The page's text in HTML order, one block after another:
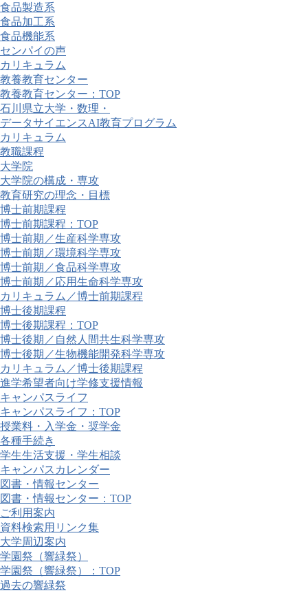
食品製造系
食品加工系
食品機能系
センパイの声
カリキュラム
教養教育センター
教養教育センター：TOP
石川県立大学・数理・
データサイエンスAI教育プログラム
カリキュラム
教職課程
大学院
大学院の構成・専攻
教育研究の理念・目標
博士前期課程
博士前期課程：TOP
博士前期／生産科学専攻
博士前期／環境科学専攻
博士前期／食品科学専攻
博士前期／応用生命科学専攻
カリキュラム／博士前期課程
博士後期課程
博士後期課程：TOP
博士後期／自然人間共生科学専攻
博士後期／生物機能開発科学専攻
カリキュラム／博士後期課程
進学希望者向け学修支援情報
キャンパスライフ
キャンパスライフ：TOP
授業料・入学金・奨学金
各種手続き
学生生活支援・学生相談
キャンパスカレンダー
図書・情報センター
図書・情報センター：TOP
ご利用案内
資料検索用リンク集
大学周辺案内
学園祭（響緑祭）
学園祭（響緑祭）：TOP
過去の響緑祭